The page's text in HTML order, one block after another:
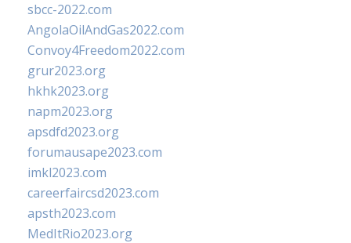
sbcc-2022.com
AngolaOilAndGas2022.com
Convoy4Freedom2022.com
grur2023.org
hkhk2023.org
napm2023.org
apsdfd2023.org
forumausape2023.com
imkl2023.com
careerfaircsd2023.com
apsth2023.com
MedItRio2023.org